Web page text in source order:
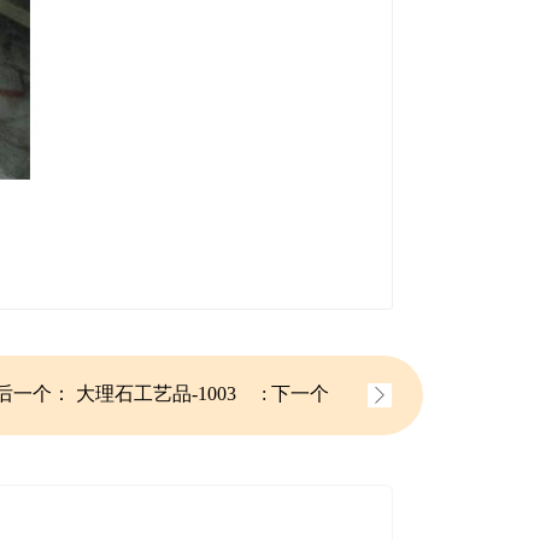
一个： 大理石工艺品-1003 : 下一个